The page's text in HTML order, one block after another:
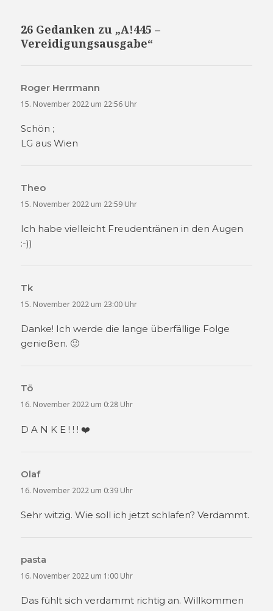
26 Gedanken zu „A!445 –
Vereidigungsausgabe“
Roger Herrmann
15. November 2022 um 22:56 Uhr
Schön ;
LG aus Wien
Theo
15. November 2022 um 22:59 Uhr
Ich habe vielleicht Freudentränen in den Augen
:-))
Tk
15. November 2022 um 23:00 Uhr
Danke! Ich werde die lange überfällige Folge
genießen. 🙂
Tö
16. November 2022 um 0:28 Uhr
D A N K E ! ! ! ❤️
Olafsagt:
16. November 2022 um 0:39 Uhr
Sehr witzig. Wie soll ich jetzt schlafen? Verdammt.
pasta
16. November 2022 um 1:00 Uhr
Das fühlt sich verdammt richtig an. Willkommen